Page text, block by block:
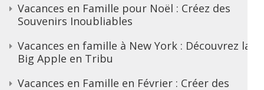
Vacances en Famille pour Noël : Créez des
Souvenirs Inoubliables
Vacances en famille à New York : Découvrez la
Big Apple en Tribu
Vacances en Famille en Février : Créer des